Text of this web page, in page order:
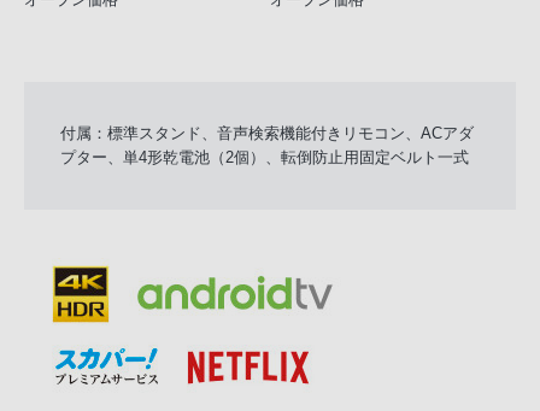
付属：標準スタンド、音声検索機能付きリモコン、ACアダ
プター、単4形乾電池（2個）、転倒防止用固定ベルト一式